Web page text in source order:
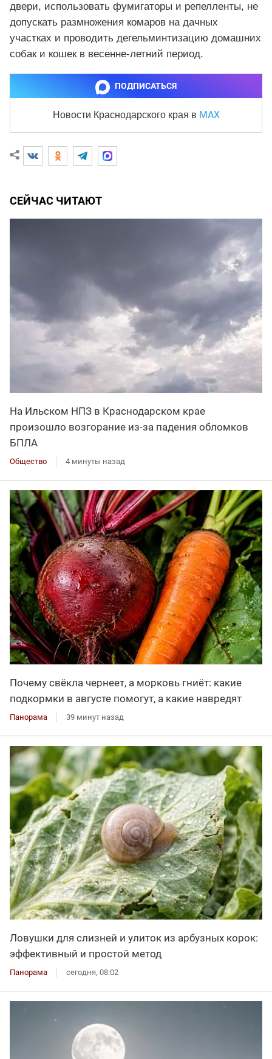
двери, использовать фумигаторы и репелленты, не
допускать размножения комаров на дачных
участках и проводить дегельминтизацию домашних
собак и кошек в весенне-летний период.
ПОДПИСАТЬСЯ
Новости Краснодарского края в MAX
СЕЙЧАС ЧИТАЮТ
На Ильском НПЗ в Краснодарском крае
произошло возгорание из-за падения обломков
БПЛА
Общество 4 минуты назад
Почему свёкла чернеет, а морковь гниёт: какие
подкормки в августе помогут, а какие навредят
Панорама 39 минут назад
Ловушки для слизней и улиток из арбузных корок:
эффективный и простой метод
Панорама сегодня, 08:02